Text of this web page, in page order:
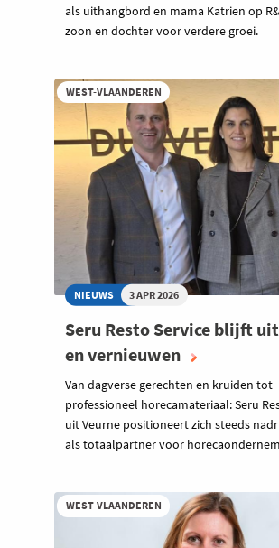
als uithangbord en mama Katrien op
zoon en dochter voor verdere groei.
WEST-VLAANDEREN
NIEUWS 3 APR 2026
Seru Resto Service blijft
en vernieuwen
Van dagverse gerechten en kruiden tot
professioneel horecamateriaal: Seru
uit Veurne positioneert zich steeds
als totaalpartner voor
WEST-VLAANDEREN